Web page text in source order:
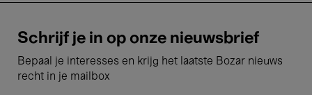
Schrijf je in op onze nieuwsbrief
Bepaal je interesses en krijg het laatste Bozar nieuws
recht in je mailbox